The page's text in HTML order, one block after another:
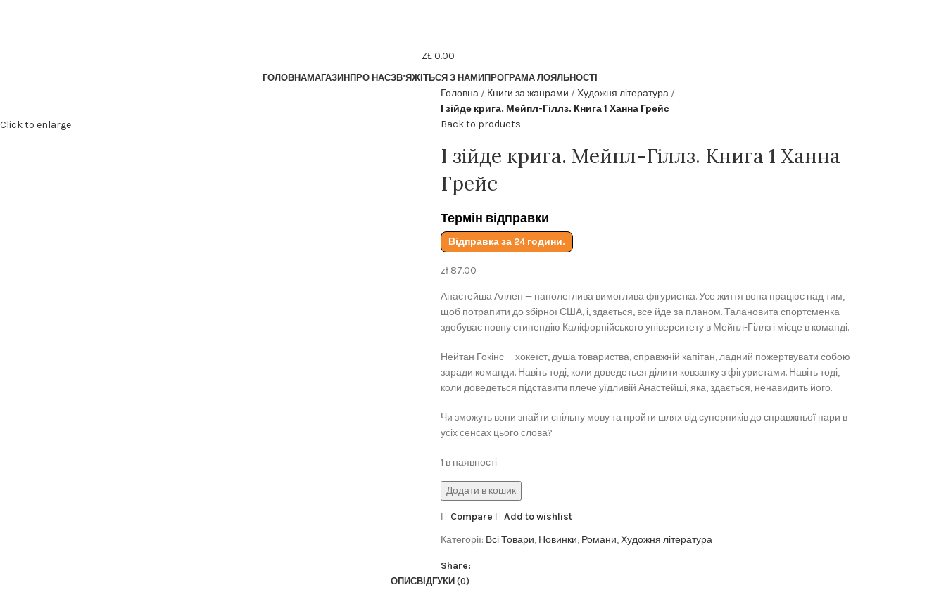
ZŁ0.00
ГОЛОВНАМАГАЗИН ПРО НАСЗВ’ЯЖІТЬСЯ З НАМИ ПРОГРАМА ЛОЯЛЬНОСТІ
Click to enlarge
Головна Книги за жанрами
Художня література
І зійде крига. Мейпл-Гіллз. Книга 1 Ханна Грейс
Back to products
І зійде крига. Мейпл-Гіллз. Книга 1 Ханна
Грейс
Термін відправки
Відправка за 24 години.
zł87.00
Анастейша Аллен — наполеглива вимоглива фігуристка. Усе життя вона працює над тим,
щоб потрапити до збірної США, і, здається, все йде за планом. Талановита спортсменка
здобуває повну стипендію Каліфорнійського університету в Мейпл-Гіллз і місце в команді.
Нейтан Гокінс — хокеїст, душа товариства, справжній капітан, ладний пожертвувати собою
заради команди. Навіть тоді, коли доведеться ділити ковзанку з фігуристами. Навіть тоді,
коли доведеться підставити плече уїдливій Анастейші, яка, здається, ненавидить його.
Чи зможуть вони знайти спільну мову та пройти шлях від суперників до справжньої пари в
усіх сенсах цього слова?
1 в наявності
Додати в кошик
Compare
Add to wishlist
Категорії: Всі Товари, Новинки, Романи,Художня література
Share:
ОПИСВІДГУКИ (0)